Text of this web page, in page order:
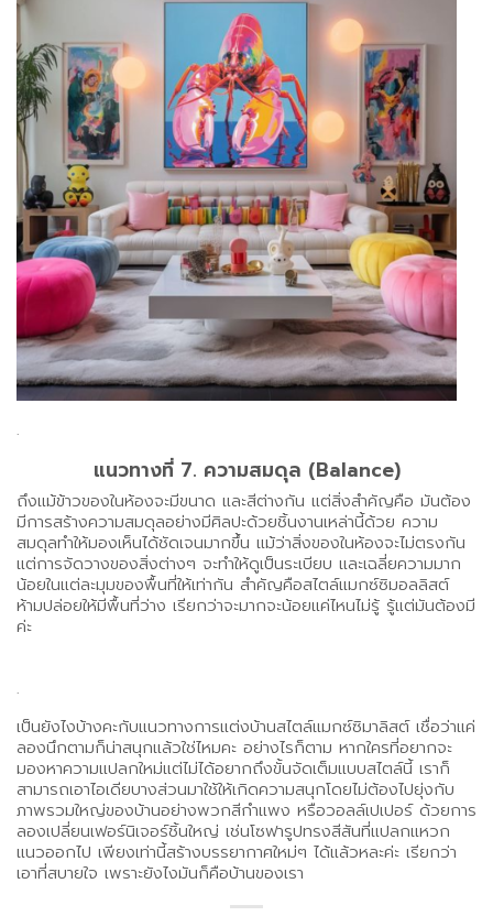
.
แนวทางที่ 7. ความสมดุล (Balance)
ถึงแม้ข้าวของในห้องจะมีขนาด และสีต่างกัน แต่สิ่งสำคัญคือ มันต้อง
มีการสร้างความสมดุลอย่างมีศิลปะด้วยชิ้นงานเหล่านี้ด้วย ความ
สมดุลทำให้มองเห็นได้ชัดเจนมากขึ้น แม้ว่าสิ่งของในห้องจะไม่ตรงกัน
แต่การจัดวางของสิ่งต่างๆ จะทำให้ดูเป็นระเบียบ และเฉลี่ยความมาก
น้อยในแต่ละมุมของพื้นที่ให้เท่ากัน สำคัญคือสไตล์แมกซ์ซิมอลลิสต์
ห้ามปล่อยให้มีพื้นที่ว่าง เรียกว่าจะมากจะน้อยแค่ไหนไม่รู้ รู้แต่มันต้องมี
ค่ะ
.
เป็นยังไงบ้างคะกับแนวทางการแต่งบ้านสไตล์แมกซ์ซิมาลิสต์ เชื่อว่าแค่
ลองนึกตามก็น่าสนุกแล้วใช่ไหมคะ อย่างไรก็ตาม หากใครที่อยากจะ
มองหาความแปลกใหม่แต่ไม่ได้อยากถึงขั้นจัดเต็มแบบสไตล์นี้ เราก็
สามารถเอาไอเดียบางส่วนมาใช้ให้เกิดความสนุกโดยไม่ต้องไปยุ่งกับ
ภาพรวมใหญ่ของบ้านอย่างพวกสีกำแพง หรือวอลล์เปเปอร์ ด้วยการ
ลองเปลี่ยนเฟอร์นิเจอร์ชิ้นใหญ่ เช่นโซฟารูปทรงสีสันที่แปลกแหวก
แนวออกไป เพียงเท่านี้สร้างบรรยากาศใหม่ๆ ได้แล้วหละค่ะ เรียกว่า
เอาที่สบายใจ เพราะยังไงมันก็คือบ้านของเรา